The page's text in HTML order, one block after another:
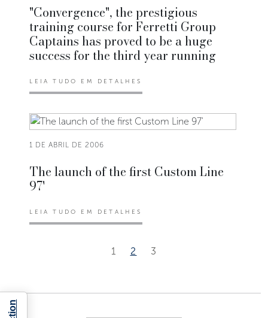
"Convergence", the prestigious
training course for Ferretti Group
Captains has proved to be a huge
success for the third year running
LEIA TUDO EM DETALHES
1 DE ABRIL DE 2006
The launch of the first Custom Line
97'
LEIA TUDO EM DETALHES
1 2 3